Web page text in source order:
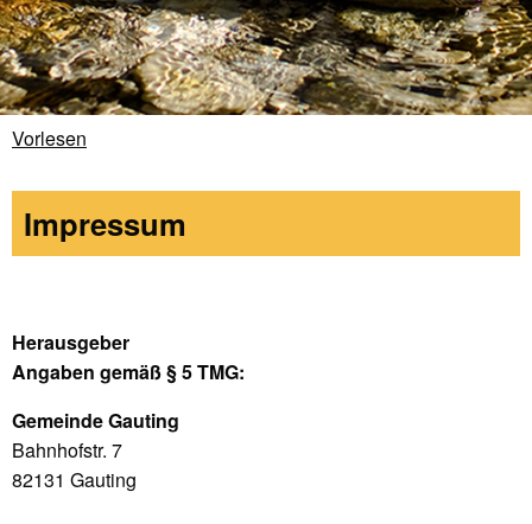
Vorlesen
Impressum
Herausgeber
Angaben gemäß § 5 TMG:
Gemeinde Gauting
Bahnhofstr. 7
82131 Gauting